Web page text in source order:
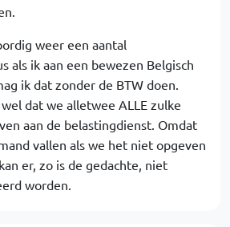
weer een aantal
als ik aan een bewezen Belgisch
ik dat zonder de BTW doen.
dat we alletwee ALLE zulke
aan de belastingdienst. Omdat
vallen als we het niet opgeven
er, zo is de gedachte, niet
worden.